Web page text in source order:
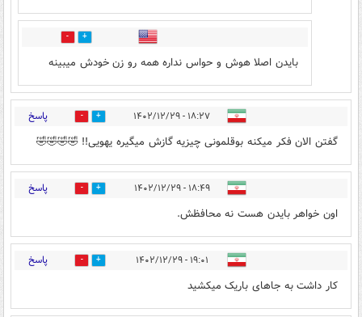
0
بایدن اصلا هوش و حواس نداره همه رو زن خودش میبینه
۱۸:۲۷ - ۱۴۰۲/۱۲/۲۹ 6 پاسخ
گفتن الان فکر میکنه بوقلمونی چیزیه گازش میگیره یهویی!! 🤣🤣🤣🤣
۱۸:۴۹ - ۱۴۰۲/۱۲/۲۹ 1 پاسخ
اون خواهر بایدن هست نه محافظش.
۱۹:۰۱ - ۱۴۰۲/۱۲/۲۹ 7 پاسخ
کار داشت به جاهای باریک میکشید